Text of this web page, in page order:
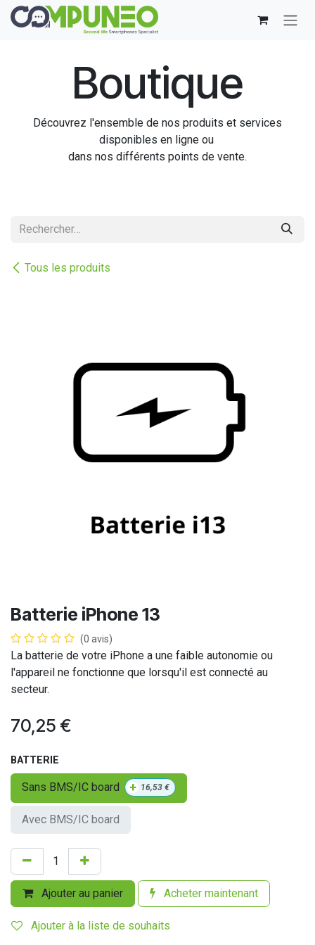
Se rendre au contenu
Boutique
Découvrez l'ensemble de nos produits et services
disponibles en ligne ou
dans nos différents points de vente.
Tous les produits
Batterie iPhone 13
(0 avis)
La batterie de votre iPhone a une faible autonomie ou
l'appareil ne fonctionne que lorsqu'il est connecté au
secteur.
70,25 €
BATTERIE
Sans BMS/IC board + 16,53 €
Avec BMS/IC board
Ajouter au panier Acheter maintenant
Ajouter à la liste de souhaits